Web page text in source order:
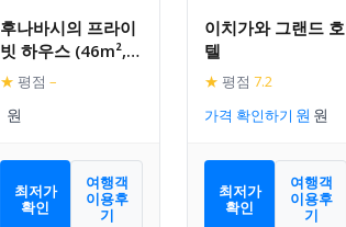
후나바시의 프라이
빗 하우스 (46m²,
침실 1개, 프라이빗
★ 평점 –
최저가
확인
여행객
이용후
기
이치가와 그랜드 호
텔
★ 평점 7.2
가격 확인하기
최저가
확인
여행객
이용후
기